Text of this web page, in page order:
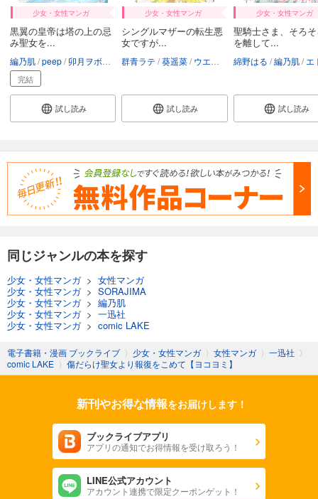
少女・女性マンガ
黒翼の皇帝は塔の上の忌
み聖女を...
編乃肌 peep 卯月ヲボエ たなか taskey STUDIO
完結
試し読み
少女・女性マンガ
シングルマザーの転生悪
女ですが...
群青ラテ 葵遥菜 ウエノ SORAJIMA
試し読み
少女・女性マンガ
聖騎士さま、そろ
を離して...
綿野はる 編乃肌 エトワー
試し読み
同じジャンルの本を探す
少女・女性マンガ> 女性マンガ
少女・女性マンガ> SORAJIMA
少女・女性マンガ> 編乃肌
少女・女性マンガ> 一迅社
少女・女性マンガ> comic LAKE
電子書籍・漫画 ブックライブ 〉 少女・女性マンガ 〉 女性マンガ 〉 一迅社 〉
comic LAKE 〉 傷だらけ聖女より報復をこめて【ヨコヨミ】
新刊やお得な情報をお届けします！
ブックライブアプリ
アプリの通知でお得情報を受け取ろう！
LINE公式アカウント
アカウント連携で限定クーポンゲット！